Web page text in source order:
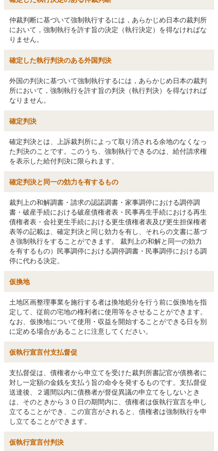
仲裁判断に基づいて強制執行するには，あらかじめ日本の裁判所
において，強制執行を許す旨の決定（執行決定）を得なければな
りません。
確定した執行判決のある外国判決
外国の判決に基づいて強制執行するには，あらかじめ日本の裁判
所において，強制執行を許す旨の判決（執行判決）を得なければ
なりません。
確定判決
確定判決とは、上訴裁判所によって取り消される余地のなくなっ
た判決のことです。このうち、強制執行できるのは、給付請求権
を表示した給付判決に限られます。
確定判決と同一の効力を有するもの
裁判上の和解調書・請求の認諾調書・家事調停における調停調
書・破産手続における破産債権者表・民事再生手続における再生
債権者表・会社更生手続における更生債権者表及び更生担保権者
表等の記載は、確定判決と同じ効力を有し、それらの文書に基づ
き強制執行をすることができます。 裁判上の和解と同一の効力
を有するもの）民事調停における調停調書・民事調停における調
停に代わる決定。
仮換地
土地区画整理事業を施行する者は換地処分を行う前に仮換地を指
定して、従前の宅地の権利者に使用等をさせることができます。
なお、仮換地について使用・収益を開始することができる日を別
に定める場合があることに注意してください。
仮執行宣言付支払督促
支払督促は、債権者から申立てを受けた裁判所書記官が債務者に
対し一定額の金銭を支払う旨の命令を発するものです。支払督促
送達後、２週間以内に債務者が督促異議の申立てをしないとき
は、そのときから３０日の期間内に、債権者は仮執行宣言を申し
立てることができ、この宣言がされると、債権者は強制執行を申
し立てることができます。
仮執行宣言付判決